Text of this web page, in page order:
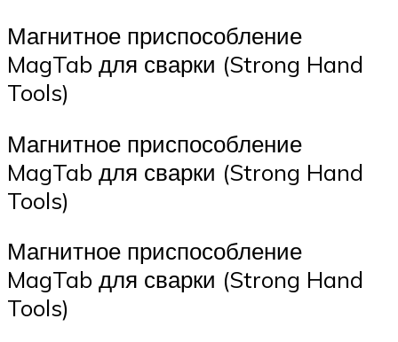
Магнитное приспособление
MagTab для сварки (Strong Hand
Tools)
Магнитное приспособление
MagTab для сварки (Strong Hand
Tools)
Магнитное приспособление
MagTab для сварки (Strong Hand
Tools)